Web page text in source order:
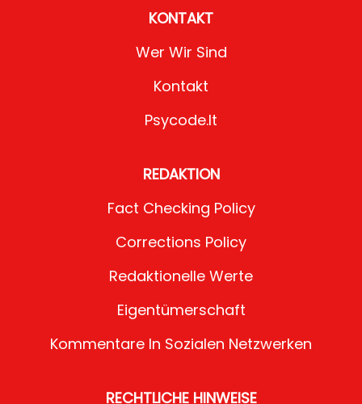
KONTAKT
Wer Wir Sind
Kontakt
Psycode.it
REDAKTION
Fact Checking Policy
Corrections Policy
Redaktionelle Werte
Eigentümerschaft
Kommentare In Sozialen Netzwerken
RECHTLICHE HINWEISE